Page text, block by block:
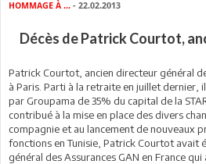
HOMMAGE À ... - 22.02.2013
Décès de Patrick Courtot,
Patrick Courtot, ancien directeur général
à Paris. Parti à la retraite en juillet dernier,
par Groupama de 35% du capital de la
contribué à la mise en place des divers
compagnie et au lancement de nouveaux
fonctions en Tunisie, Patrick Courtot avait
général des Assurances GAN en France